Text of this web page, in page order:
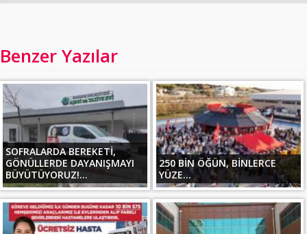
Benzer Yazılar
SOFRALARDA BEREKETİ,
GÖNÜLLERDE DAYANIŞMAYI
BÜYÜTÜYORUZ!...
250 BİN ÖĞÜN, BİNLERCE
YÜZE...